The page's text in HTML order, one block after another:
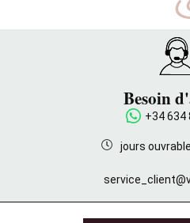
Besoin
+34 634
jours